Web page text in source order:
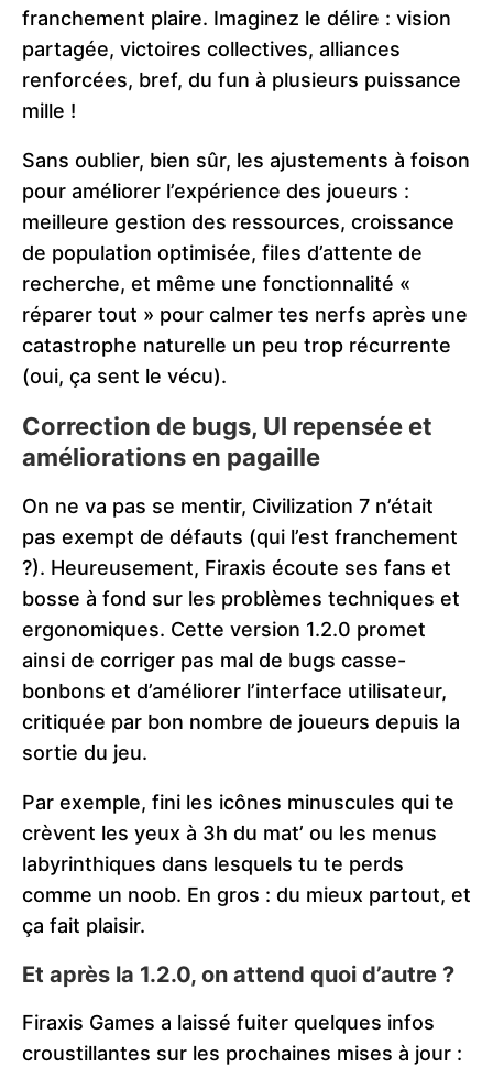
franchement plaire. Imaginez le délire : vision
partagée, victoires collectives, alliances
renforcées, bref, du fun à plusieurs puissance
mille !
Sans oublier, bien sûr, les ajustements à foison
pour améliorer l’expérience des joueurs :
meilleure gestion des ressources, croissance
de population optimisée, files d’attente de
recherche, et même une fonctionnalité «
réparer tout » pour calmer tes nerfs après une
catastrophe naturelle un peu trop récurrente
(oui, ça sent le vécu).
Correction de bugs, UI repensée et
améliorations en pagaille
On ne va pas se mentir, Civilization 7 n’était
pas exempt de défauts (qui l’est franchement
?). Heureusement, Firaxis écoute ses fans et
bosse à fond sur les problèmes techniques et
ergonomiques. Cette version 1.2.0 promet
ainsi de corriger pas mal de bugs casse-
bonbons et d’améliorer l’interface utilisateur,
critiquée par bon nombre de joueurs depuis la
sortie du jeu.
Par exemple, fini les icônes minuscules qui te
crèvent les yeux à 3h du mat’ ou les menus
labyrinthiques dans lesquels tu te perds
comme un noob. En gros : du mieux partout, et
ça fait plaisir.
Et après la 1.2.0, on attend quoi d’autre ?
Firaxis Games a laissé fuiter quelques infos
croustillantes sur les prochaines mises à jour :